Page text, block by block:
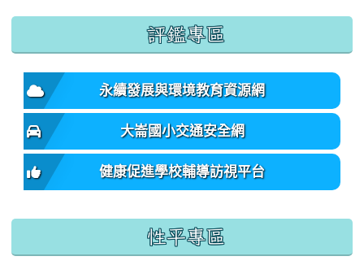
:::
評鑑專區
永續發展與環境教育資源網
大崙國小交通安全網
健康促進學校輔導訪視平台
性平專區